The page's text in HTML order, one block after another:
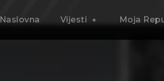
Naslovna Vijesti Moja